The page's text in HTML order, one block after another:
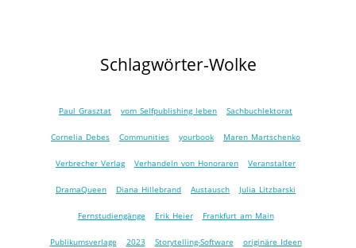
Schlagwörter-Wolke
Paul Grasztat vom Selfpublishing leben Sachbuchlektorat
Cornelia Debes Communities yourbook Maren Martschenko
Verbrecher Verlag Verhandeln von Honoraren Veranstalter
DramaQueen Diana Hillebrand Austausch Julia Litzbarski
Fernstudiengänge Erik Heier Frankfurt am Main
Publikumsverlage 2023 Storytelling-Software originäre Ideen